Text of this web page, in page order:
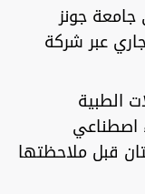
جونز
عبر شركة
الطبية
اصطناعي
قبل ملاحظتها